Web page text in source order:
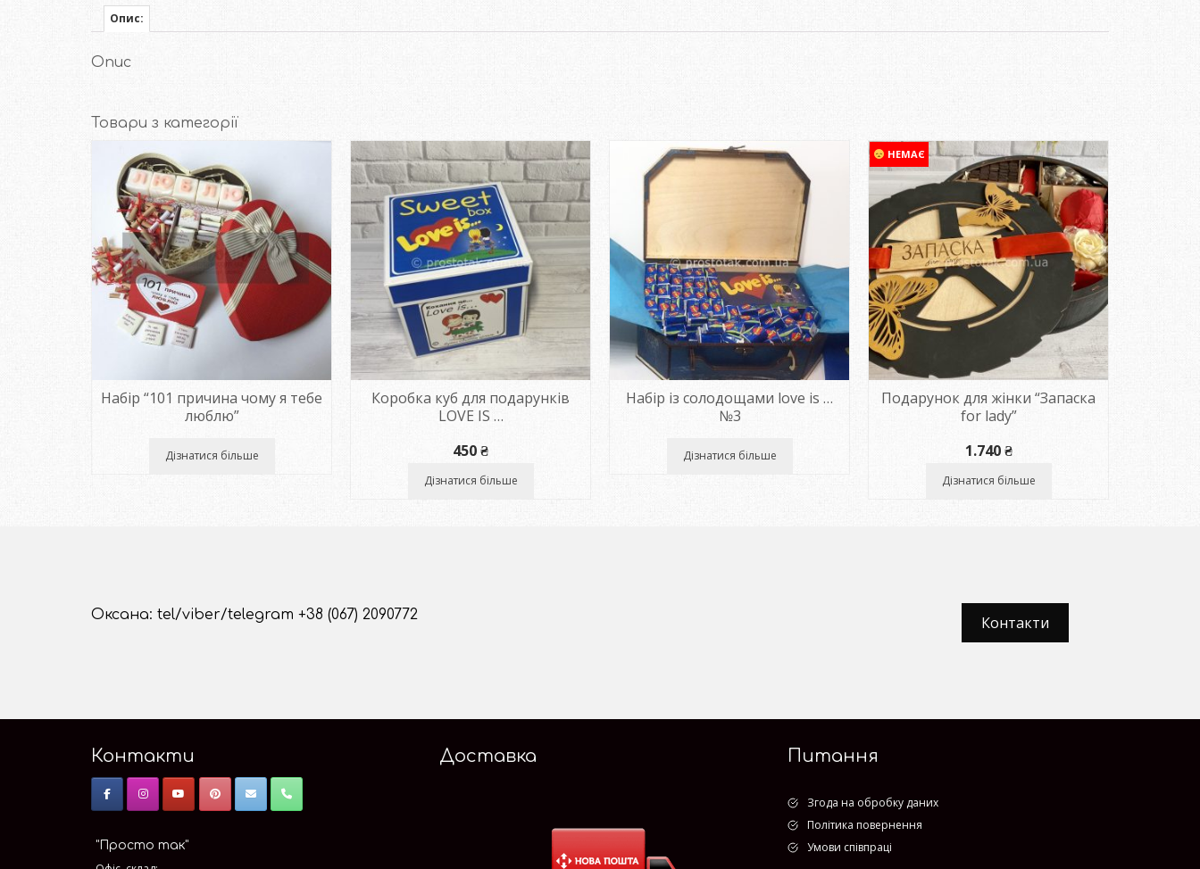
Опис:
Опис
Товари з категорії
Набір “101 причина чому я тебе
люблю”
Дізнатися більше
Коробка куб для подарунків
LOVE IS …
450₴
Дізнатися більше
Набір із солодощами love is …
№3
Дізнатися більше
НЕМАЄ
Подарунок для жінки “Запаска
for lady”
1.740₴
Дізнатися більше
Оксана: tel/viber/telegram +38 (067) 2090772 Контакти
Контакти
"Просто так"
Доставка Питання
Згода на обробку даних
Політика повернення
Умови співпраці